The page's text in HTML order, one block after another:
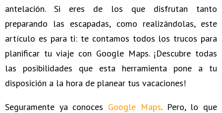
antelación. Si eres de los que disfrutan tanto
preparando las escapadas, como realizándolas, este
artículo es para ti: te contamos todos los trucos para
planificar tu viaje con Google Maps. ¡Descubre todas
las posibilidades que esta herramienta pone a tu
disposición a la hora de planear tus vacaciones!
Seguramente ya conoces Google Maps. Pero, lo que